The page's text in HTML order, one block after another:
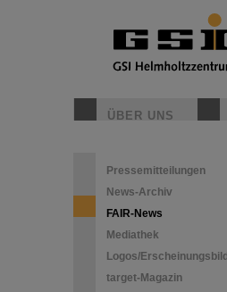
ÜBER UNS
Pressemitteilungen
News-Archiv
FAIR-News
Mediathek
Logos/Erscheinungsbild
target-Magazin